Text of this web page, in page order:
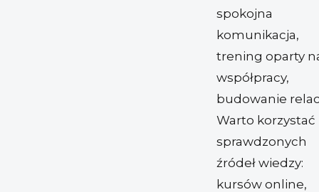
spokojna
komunikacja,
trening oparty
współpracy,
budowanie
Warto korzystać
sprawdzonych
źródeł wiedzy:
kursów online,